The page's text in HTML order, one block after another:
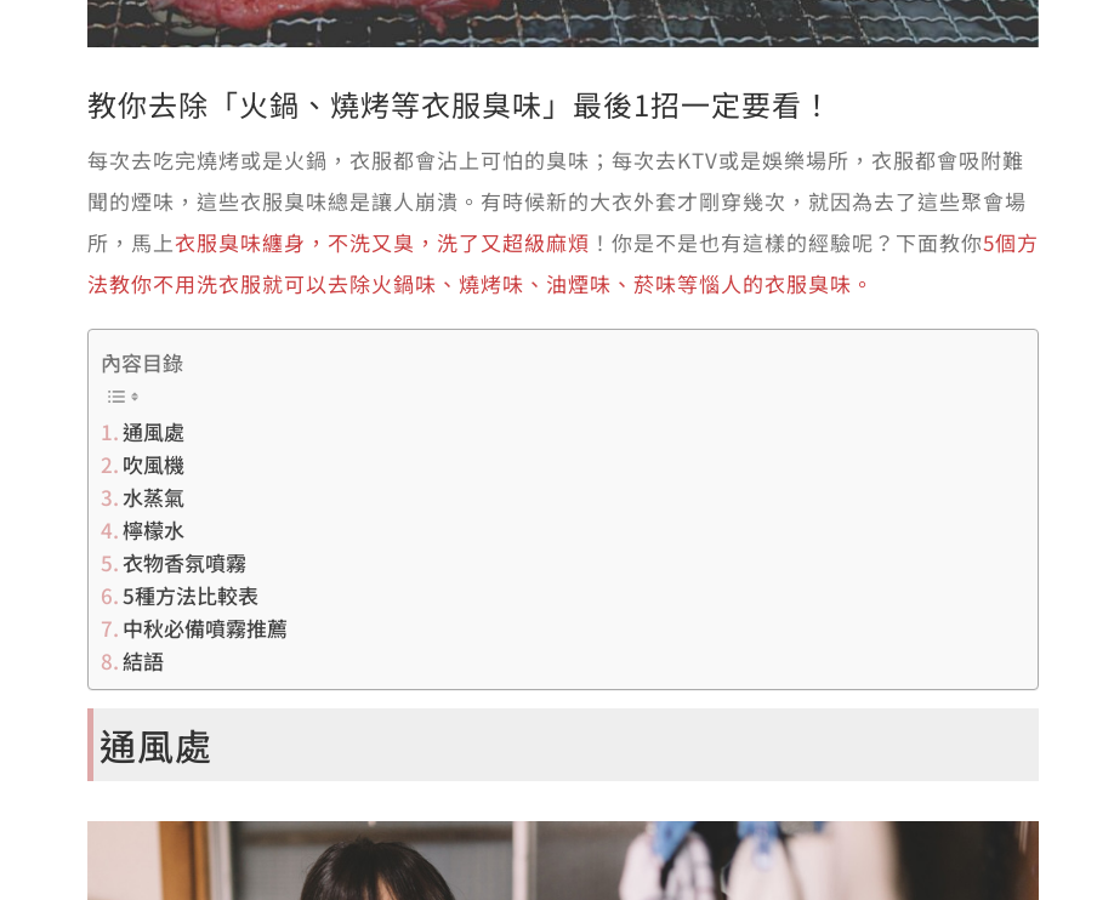
教你去除「火鍋、燒烤等衣服臭味」最後1招一定要看！
每次去吃完燒烤或是火鍋，衣服都會沾上可怕的臭味；每次去KTV或是娛樂場所，衣服都會吸附難
聞的煙味，這些衣服臭味總是讓人崩潰。有時候新的大衣外套才剛穿幾次，就因為去了這些聚會場
所，馬上衣服臭味纏身，不洗又臭，洗了又超級麻煩 ！你是不是也有這樣的經驗呢？下面教你5個方
法教你不用洗衣服就可以去除火鍋味、燒烤味、油煙味、菸味等惱人的衣服臭味。
內容目錄
通風處
吹風機
水蒸氣
檸檬水
衣物香氛噴霧
5種方法比較表
中秋必備噴霧推薦
結語
通風處